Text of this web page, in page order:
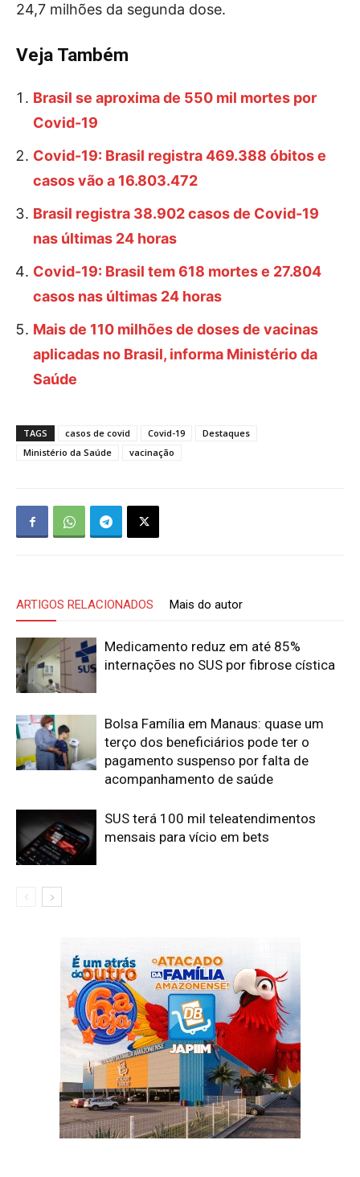
24,7 milhões da segunda dose.
Veja Também
Brasil se aproxima de 550 mil mortes por
Covid-19
Covid-19: Brasil registra 469.388 óbitos e
casos vão a 16.803.472
Brasil registra 38.902 casos de Covid-19
nas últimas 24 horas
Covid-19: Brasil tem 618 mortes e 27.804
casos nas últimas 24 horas
Mais de 110 milhões de doses de vacinas
aplicadas no Brasil, informa Ministério da
Saúde
TAGS casos de covid Covid-19
Destaques
Ministério da Saúde
vacinação
ARTIGOS RELACIONADOS Mais do autor
Medicamento reduz em até 85%
internações no SUS por fibrose cística
Bolsa Família em Manaus: quase um
terço dos beneficiários pode ter o
pagamento suspenso por falta de
acompanhamento de saúde
SUS terá 100 mil teleatendimentos
mensais para vício em bets